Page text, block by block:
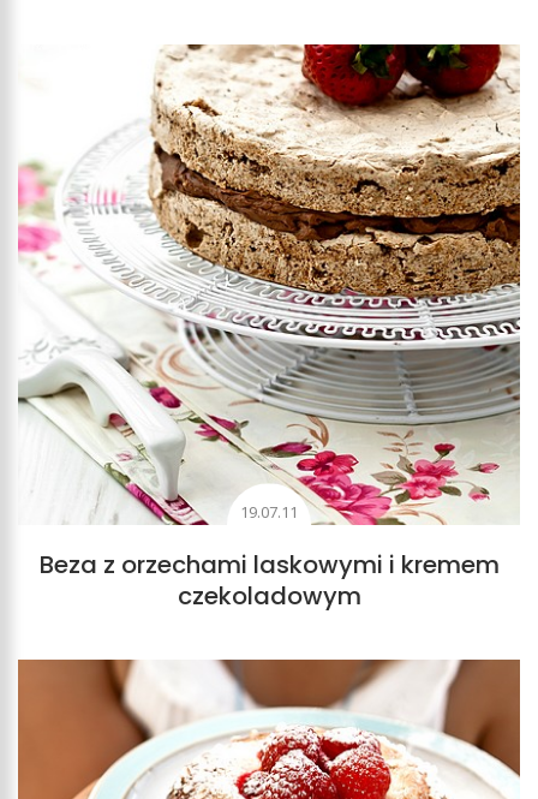
19.07.11
Beza z orzechami laskowymi i kremem
czekoladowym